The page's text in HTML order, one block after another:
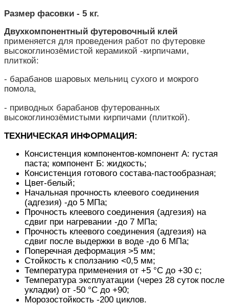
Размер фасовки - 5 кг.
Двухкомпонентный футеровочный клей
применяется для проведения работ по футеровке
высокоглинозёмистой керамикой -кирпичами,
плиткой:
- барабанов шаровых мельниц сухого и мокрого
помола,
- приводных барабанов футерованных
высокоглинозёмистыми кирпичами (плиткой).
ТЕХНИЧЕСКАЯ ИНФОРМАЦИЯ:
Консистенция компонентов-компонент А: густая
паста; компонент Б: жидкость;
Консистенция готового состава-пастообразная;
Цвет-белый;
Начальная прочность клеевого соединения
(адгезия) -до 5 МПа;
Прочность клеевого соединения (адгезия) на
сдвиг при нагревании -до 7 МПа;
Прочность клеевого соединения (адгезия) на
сдвиг после выдержки в воде -до 6 МПа;
Поперечная деформация >5 мм;
Стойкость к сползанию <0,5 мм;
Температура применения от +5 °С до +30 с;
Температура эксплуатации (через 28 суток после
укладки) от -50 °С до +90;
Морозостойкость -200 циклов.